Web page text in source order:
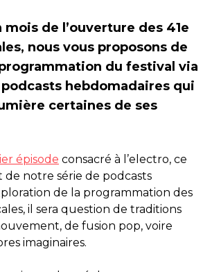
mois de l’ouverture des 41e
nous vous proposons de
du festival via
hebdomadaires qui
certaines de ses
épisode consacré à l’electro, ce
notre série de podcasts
de la programmation des
il sera question de traditions
de fusion pop, voire
imaginaires.